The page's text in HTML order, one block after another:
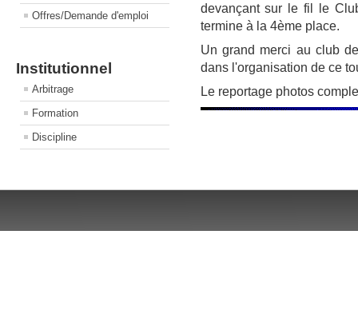
Offres/Demande d'emploi
Institutionnel
Arbitrage
Formation
Discipline
devançant sur le fil le
termine à la 4ème place.
Un grand merci au club
dans l'organisation de ce
Le reportage photos